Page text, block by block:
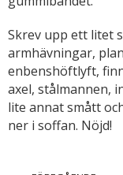
Skrev upp ett litet
armhävningar,
enbenshöftlyft,
axel, stålmannen,
lite annat smått
ner i soffan. Nöjd!